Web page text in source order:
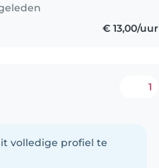
€ 13,00/uur
1
volledige profiel te